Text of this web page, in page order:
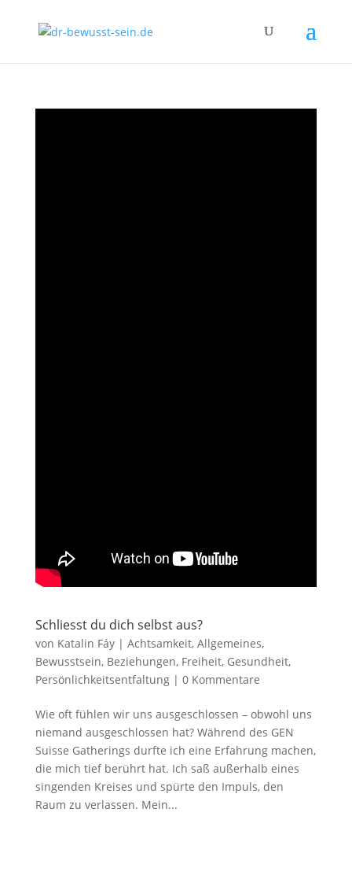
Schliesst du dich selbst aus?
von Katalin Fáy| Achtsamkeit, Allgemeines,
Bewusstsein, Beziehungen, Freiheit, Gesundheit,
Persönlichkeitsentfaltung| 0 Kommentare
Wie oft fühlen wir uns ausgeschlossen – obwohl uns
niemand ausgeschlossen hat? Während des GEN
Suisse Gatherings durfte ich eine Erfahrung machen,
die mich tief berührt hat. Ich saß außerhalb eines
singenden Kreises und spürte den Impuls, den
Raum zu verlassen. Mein...